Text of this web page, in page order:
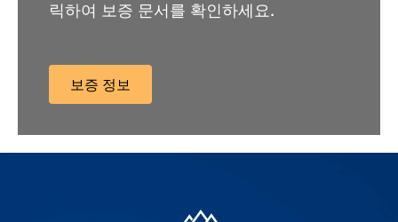
릭하여 보증 문서를 확인하세요.
보증 정보